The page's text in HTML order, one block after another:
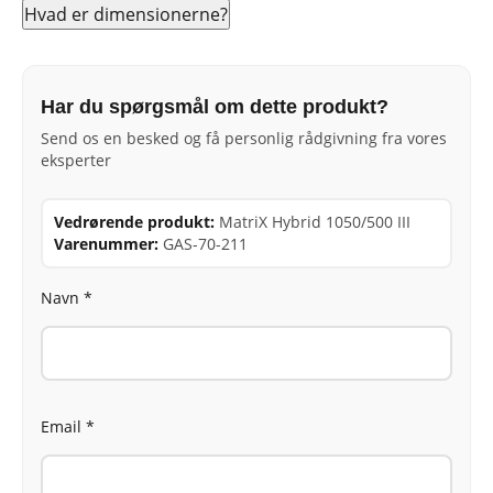
Hvad er dimensionerne?
Har du spørgsmål om dette produkt?
Send os en besked og få personlig rådgivning fra vores
eksperter
Vedrørende produkt: MatriX Hybrid 1050/500 III
Varenummer: GAS-70-211
Navn *
Email *